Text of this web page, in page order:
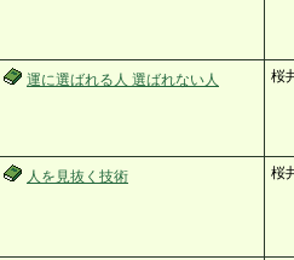
運に選ばれる人 選ばれない人 桜
人を見抜く技術 桜